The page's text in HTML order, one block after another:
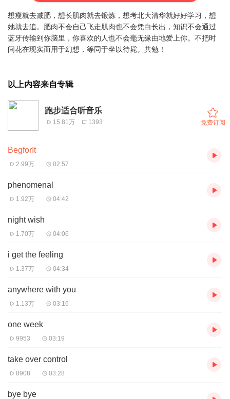
想瘦就去减肥，想长肌肉就去锻炼，想考北大清华就好好学习，想
她就去追。肥肉不会自己飞走肌肉也不会凭白长出，知识不会通过
蓝牙传输到你脑里，你喜欢的人也不会毫无缘由地爱上你。不把时
间花在现实而用于幻想，等同于坐以待毙。共勉！
以上内容来自专辑
跑步适合听音乐
15.81万 1393 免费订阅
BegforIt
2.99万 02:57
phenomenal
1.92万 04:42
night wish
1.70万 04:06
i get the feeling
1.37万 04:34
anywhere with you
1.13万 03:16
one week
9953 03:19
take over control
8908 03:28
bye bye